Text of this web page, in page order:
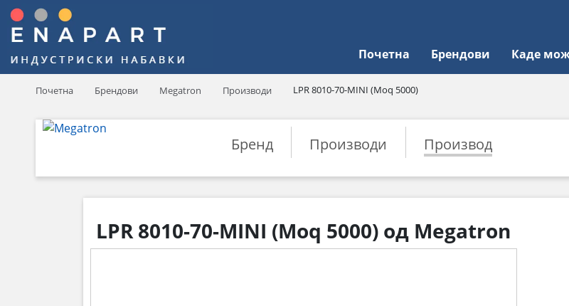
Почетна Брендови Каде
Почетна Брендови Megatron Производи LPR 8010-70-MINI (Moq 5000)
Бренд Производи Производ
LPR 8010-70-MINI (Moq 5000) од Megatron